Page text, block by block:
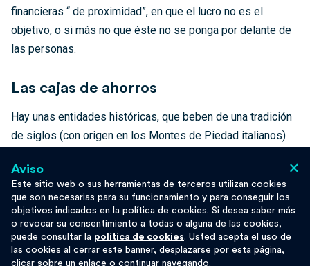
financieras “ de proximidad”, en que el lucro no es el
objetivo, o si más no que éste no se ponga por delante de
las personas.
Las cajas de ahorros
Hay unas entidades históricas, que beben de una tradición
de siglos (con origen en los Montes de Piedad italianos)
estructuralmente excluidas
convirtiendo en toda Europa en las cajas de ahorros que
conocemos ahora. En el Estado español proliferaron a nivel
local (como fueron las extintas Caja Castilla-la Mancha o
Caixa Catalunya en sus orígenes), apoyando
×
Aviso
Este sitio web o sus herramientas de terceros utilizan cookies
que son necesarias para su funcionamiento y para conseguir los
objetivos indicados en la política de cookies. Si desea saber más
o revocar su consentimiento a todas o alguna de las cookies,
puede consultar la política de cookies. Usted acepta el uso de
las cookies al cerrar este banner, desplazarse por esta página,
clicar sobre un enlace o continuar navegando.